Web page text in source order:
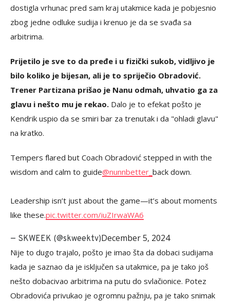
dostigla vrhunac pred sam kraj utakmice kada je pobjesnio
zbog jedne odluke sudija i krenuo je da se svađa sa
arbitrima.
Prijetilo je sve to da pređe i u fizički sukob, vidljivo je
bilo koliko je bijesan, ali je to spriječio Obradović.
Trener Partizana prišao je Nanu odmah, uhvatio ga za
glavu i nešto mu je rekao. Dalo je to efekat pošto je
Kendrik uspio da se smiri bar za trenutak i da "ohladi glavu"
na kratko.
Tempers flared but Coach Obradović stepped in with the
wisdom and calm to guide@nunnbetter_ back down.
Leadership isn’t just about the game—it’s about moments
like these.pic.twitter.com/iuZIrwaWA6
— SKWEEK (@skweektv)December 5, 2024
Nije to dugo trajalo, pošto je imao šta da dobaci sudijama
kada je saznao da je isključen sa utakmice, pa je tako još
nešto dobacivao arbitrima na putu do svlačionice. Potez
Obradovića privukao je ogromnu pažnju, pa je tako snimak